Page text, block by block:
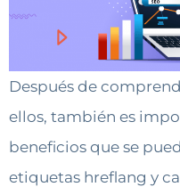
Después de
ellos, también es
beneficios que se
etiquetas hreflang y